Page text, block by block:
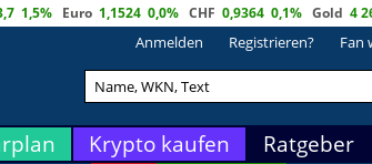
1,5% Euro 1,1524 0,0% CHF 0,9364 0,1% Gold 4
Anmelden Registrieren? Fan
Krypto kaufen Ratgeber